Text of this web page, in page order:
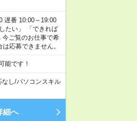
遅番 10:00～19:00
たい」 「できれば
ご覧のお仕事で希
応募できません。
能です！
し/パソコンスキル
細へ